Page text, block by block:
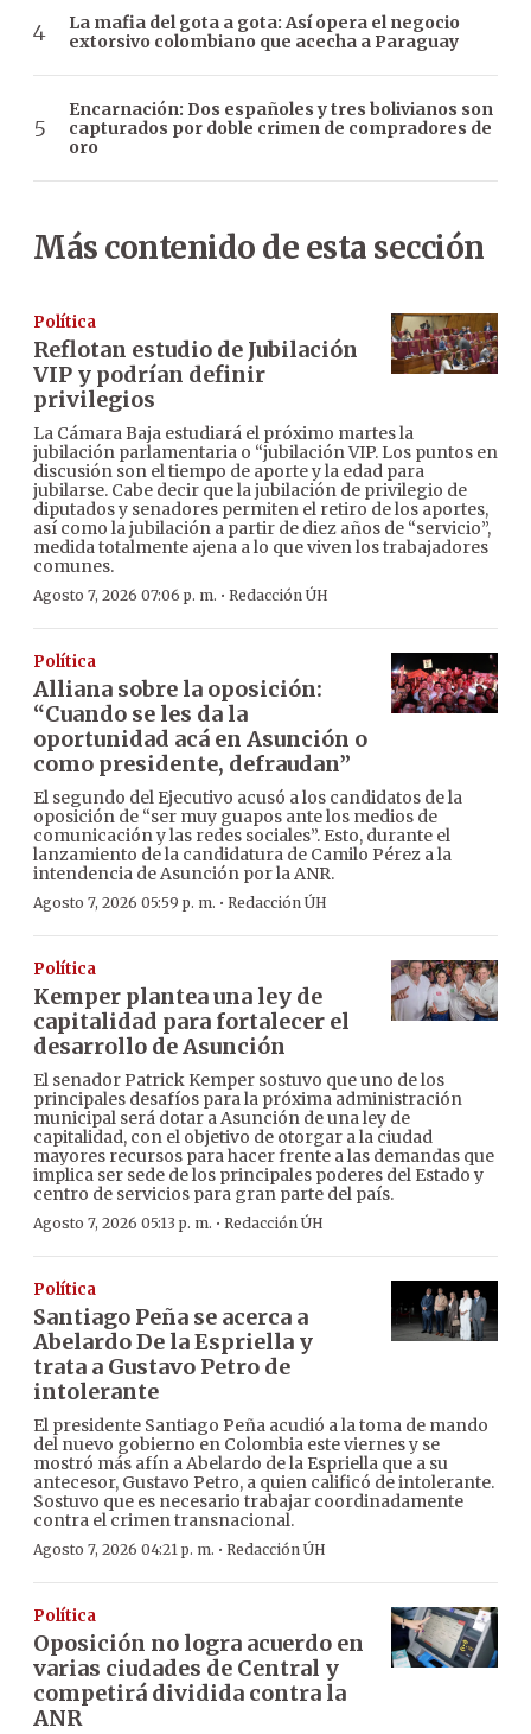
La mafia del gota a gota: Así opera el negocio
extorsivo colombiano que acecha a Paraguay
Encarnación: Dos españoles y tres bolivianos son
capturados por doble crimen de compradores de
oro
Más contenido de esta sección
Política
Reflotan estudio de Jubilación
VIP y podrían definir
privilegios
La Cámara Baja estudiará el próximo martes la
jubilación parlamentaria o “jubilación VIP. Los puntos en
discusión son el tiempo de aporte y la edad para
jubilarse. Cabe decir que la jubilación de privilegio de
diputados y senadores permiten el retiro de los aportes,
así como la jubilación a partir de diez años de “servicio”,
medida totalmente ajena a lo que viven los trabajadores
comunes.
Agosto 7, 2026 07:06 p. m. · Redacción ÚH
Política
Alliana sobre la oposición:
“Cuando se les da la
oportunidad acá en Asunción o
como presidente, defraudan”
El segundo del Ejecutivo acusó a los candidatos de la
oposición de “ser muy guapos ante los medios de
comunicación y las redes sociales”. Esto, durante el
lanzamiento de la candidatura de Camilo Pérez a la
intendencia de Asunción por la ANR.
Agosto 7, 2026 05:59 p. m. · Redacción ÚH
Política
Kemper plantea una ley de
capitalidad para fortalecer el
desarrollo de Asunción
El senador Patrick Kemper sostuvo que uno de los
principales desafíos para la próxima administración
municipal será dotar a Asunción de una ley de
capitalidad, con el objetivo de otorgar a la ciudad
mayores recursos para hacer frente a las demandas que
implica ser sede de los principales poderes del Estado y
centro de servicios para gran parte del país.
Agosto 7, 2026 05:13 p. m. · Redacción ÚH
Política
Santiago Peña se acerca a
Abelardo De la Espriella y
trata a Gustavo Petro de
intolerante
El presidente Santiago Peña acudió a la toma de mando
del nuevo gobierno en Colombia este viernes y se
mostró más afín a Abelardo de la Espriella que a su
antecesor, Gustavo Petro, a quien calificó de intolerante.
Sostuvo que es necesario trabajar coordinadamente
contra el crimen transnacional.
Agosto 7, 2026 04:21 p. m. · Redacción ÚH
Política
Oposición no logra acuerdo en
varias ciudades de Central y
competirá dividida contra la
ANR